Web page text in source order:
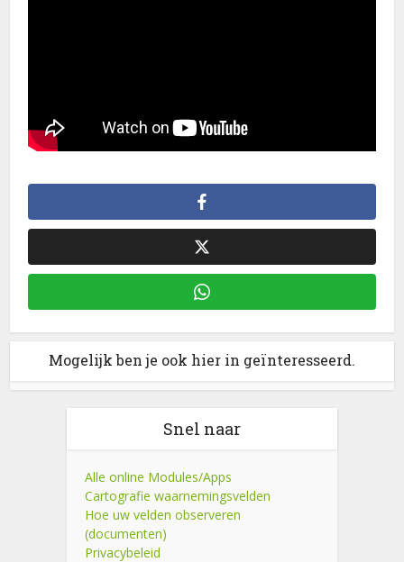
Mogelijk ben je ook hier in geïnteresseerd.
Snel naar
Alle online Modules/Apps
Cartografie waarnemingsvelden
Hoe uw velden observeren
(documenten)
Privacybeleid